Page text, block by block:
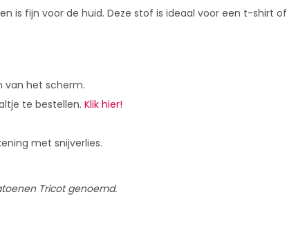
is fijn voor de huid. Deze stof is ideaal voor een t-shirt of
van het scherm.
te bestellen. Klik hier!
met snijverlies.
Tricot genoemd.